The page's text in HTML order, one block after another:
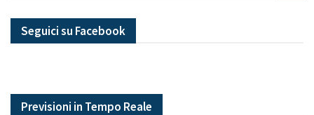
Seguici su Facebook
Previsioni in Tempo Reale